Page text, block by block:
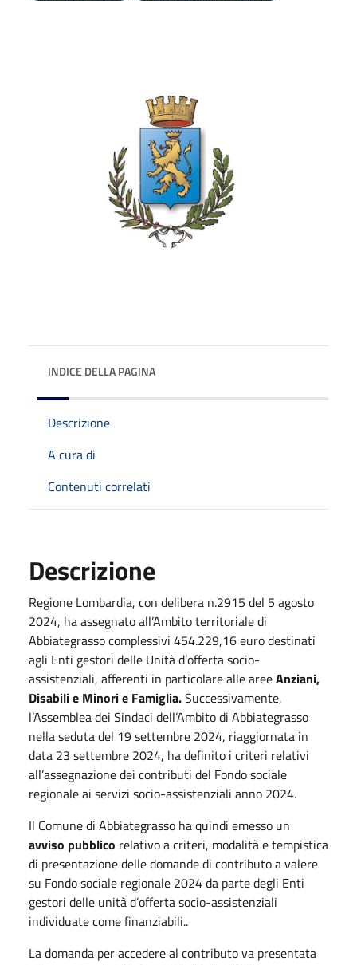
INDICE DELLA PAGINA
Descrizione
A cura di
Contenuti correlati
Descrizione
Regione Lombardia, con delibera n.2915 del 5 agosto
2024, ha assegnato all’Ambito territoriale di
Abbiategrasso complessivi 454.229,16 euro destinati
agli Enti gestori delle Unità d’offerta socio-
assistenziali, afferenti in particolare alle areeAnziani,
Disabili e Minori e Famiglia.Successivamente,
l’Assemblea dei Sindaci dell’Ambito di Abbiategrasso
nella seduta del 19 settembre 2024, riaggiornata in
data 23 settembre 2024, ha definito i criteri relativi
all’assegnazione dei contributi del Fondo sociale
regionale ai servizi socio-assistenziali anno 2024.
Il Comune di Abbiategrasso ha quindi emesso un
avviso pubblico relativo a criteri, modalità e tempistica
di presentazione delle domande di contributo a valere
su Fondo sociale regionale 2024 da parte degli Enti
gestori delle unità d’offerta socio-assistenziali
individuate come finanziabili..
La domanda per accedere al contributo va presentata